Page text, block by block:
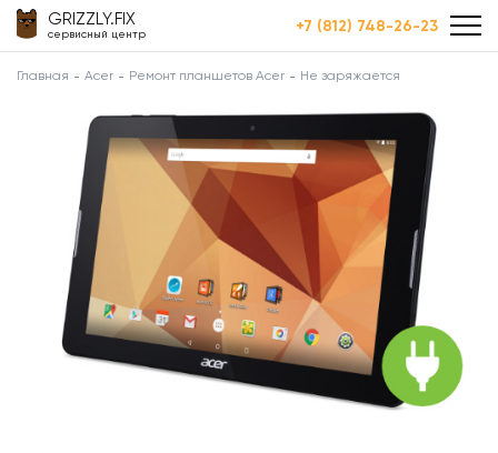
GRIZZLY.FIX
сервисный центр +7 (812) 748-26-23
Главная Acer Ремонт планшетов Acer Не заряжается